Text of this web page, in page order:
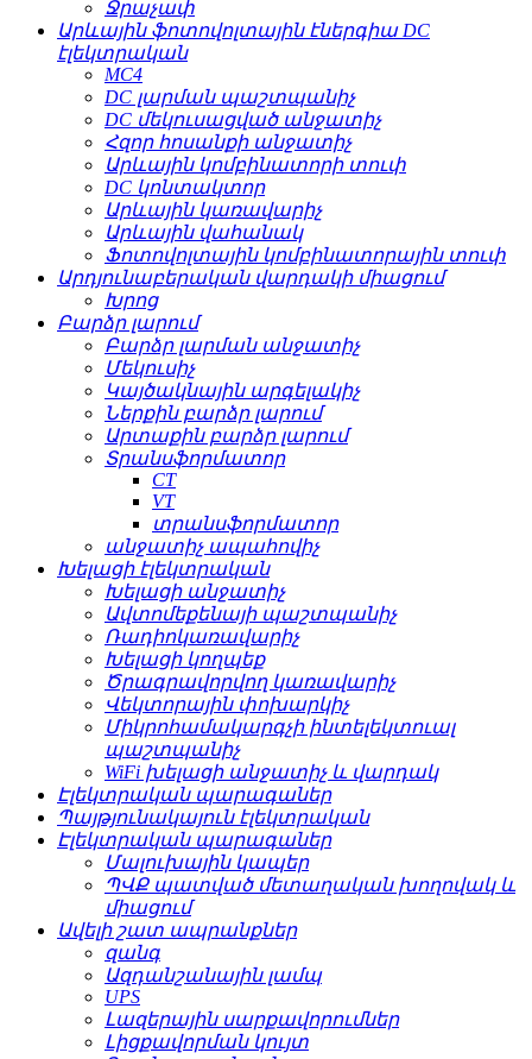
Ջրաչափ
Արևային ֆոտովոլտային էներգիա DC
էլեկտրական
MC4
DC լարման պաշտպանիչ
DC մեկուսացված անջատիչ
Հզոր հոսանքի անջատիչ
Արևային կոմբինատորի տուփ
DC կոնտակտոր
Արևային կառավարիչ
Արևային վահանակ
Ֆոտովոլտային կոմբինատորային տուփ
Արդյունաբերական վարդակի միացում
Խրոց
Բարձր լարում
Բարձր լարման անջատիչ
Մեկուսիչ
Կայծակնային արգելակիչ
Ներքին բարձր լարում
Արտաքին բարձր լարում
Տրանսֆորմատոր
CT
VT
տրանսֆորմատոր
անջատիչ ապահովիչ
Խելացի էլեկտրական
Խելացի անջատիչ
Ավտոմեքենայի պաշտպանիչ
Ռադիոկառավարիչ
Խելացի կողպեք
Ծրագրավորվող կառավարիչ
Վեկտորային փոխարկիչ
Միկրոհամակարգչի ինտելեկտուալ
պաշտպանիչ
WiFi խելացի անջատիչ և վարդակ
Էլեկտրական պարագաներ
Պայթյունակայուն էլեկտրական
Էլեկտրական պարագաներ
Մալուխային կապեր
ՊՎՔ պատված մետաղական խողովակ և
միացում
Ավելի շատ ապրանքներ
զանգ
Ազդանշանային լամպ
UPS
Լազերային սարքավորումներ
Լիցքավորման կույտ